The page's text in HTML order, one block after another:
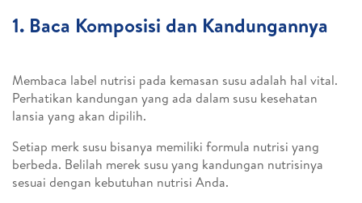
1. Baca Komposisi dan Kandungannya
Membaca label nutrisi pada kemasan susu adalah hal vital.
Perhatikan kandungan yang ada dalam susu kesehatan
lansia yang akan dipilih.
Setiap merk susu bisanya memiliki formula nutrisi yang
berbeda. Belilah merek susu yang kandungan nutrisinya
sesuai dengan kebutuhan nutrisi Anda.